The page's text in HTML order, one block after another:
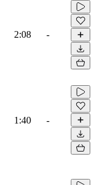
2:08 -
1:40 -